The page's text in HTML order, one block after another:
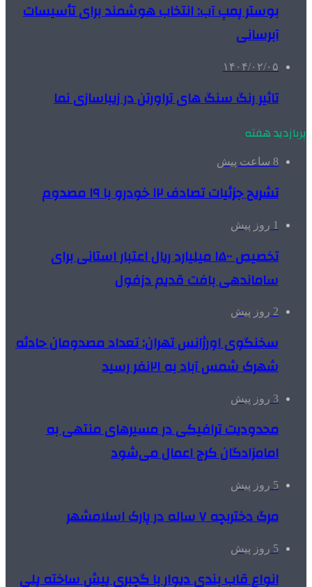
بوستر پمپ آب: انتخاب هوشمند برای تأسیسات
آبرسانی
۱۴۰۴/۰۲/۰۵
تاثیر رنگ سنگ های تراورتن در زیباسازی نما
پربازدید هفته
8 ساعت پیش
تشریح جزئیات تصادف ۱۲ خودرو با ۱۹ مصدوم
1 روز پیش
تخصیص ۱۵۰۰ میلیارد ریال اعتبار استانی برای
ساماندهی بافت قدیم دزفول
2 روز پیش
سخنگوی اورژانس تهران: تعداد مصدومان حادثه
شهرک شمس آباد به ۲۱نفر رسید
3 روز پیش
محدودیت ترافیکی در مسیرهای منتهی به
امامزادگان کرج اعمال می‌شود
5 روز پیش
مرگ دختربچه ۷ ساله در پارک اسلامشهر
5 روز پیش
انواع قاب بندی دیوار با گچبری پیش ساخته پلی